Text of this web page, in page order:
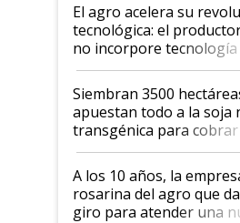
El agro acelera su
tecnológica: el
no incorpore tecnología
perder el tren"
Siembran 3500
apuestan todo a la soja
transgénica para cobrar
por tonelada:
semillero
A los 10 años, la
rosarina del agro que
giro para atender una